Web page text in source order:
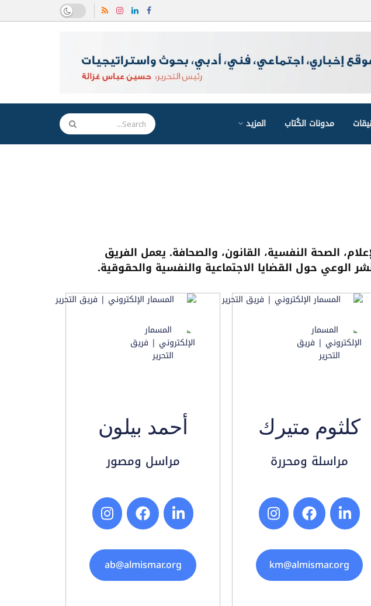
مدونات الكُتاب المزيد
الصحة النفسية، القانون، والصحافة. يعمل الفريق
الوعي حول القضايا الاجتماعية والنفسية والحقوقية.
كلثوم متيرك
مراسلة ومحررة
km@almismar.org
أحمد بيلون
مراسل ومصور
ab@almismar.org